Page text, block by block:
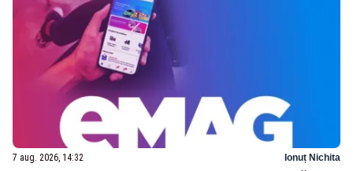
7 aug. 2026, 14:32 Ionuț Nichita